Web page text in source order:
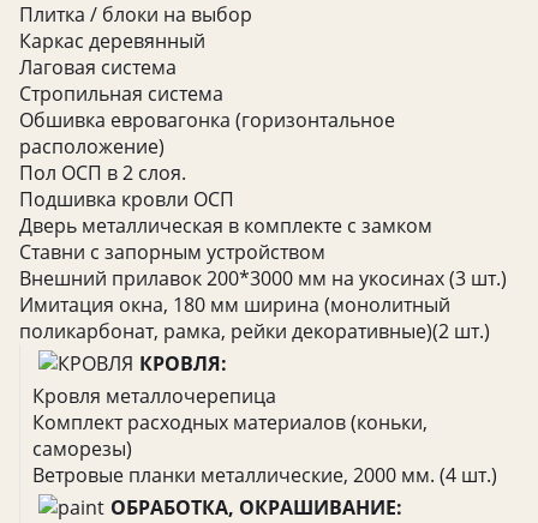
Плитка / блоки на выбор
Каркас деревянный
Лаговая система
Стропильная система
Обшивка евровагонка (горизонтальное
расположение)
Пол ОСП в 2 слоя.
Подшивка кровли ОСП
Дверь металлическая в комплекте с замком
Ставни с запорным устройством
Внешний прилавок 200*3000 мм на укосинах (3 шт.)
Имитация окна, 180 мм ширина (монолитный
поликарбонат, рамка, рейки декоративные)(2 шт.)
КРОВЛЯ:
Кровля металлочерепица
Комплект расходных материалов (коньки,
саморезы)
Ветровые планки металлические, 2000 мм. (4 шт.)
ОБРАБОТКА, ОКРАШИВАНИЕ: